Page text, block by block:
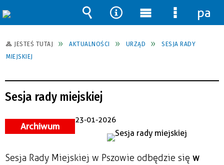
JESTEŚ TUTAJ AKTUALNOŚCI URZĄD
SESJA RADY
MIEJSKIEJ
Sesja rady miejskiej
Archiwum
23-01-2026
Sesja Rady Miejskiej w Pszowie odbędzie się w
Wyszukiwarka
Narzędzia
Menu
główne
Menu